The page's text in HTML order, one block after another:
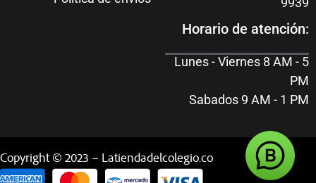
Horario de atención:
Lunes - Viernes 8 AM - 5
PM
Sabados 9 AM - 1 PM
Copyright © 2023 – Latiendadelcolegio.co